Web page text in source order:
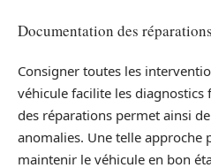
Documentation des réparations
Consigner toutes les
véhicule facilite les
des réparations permet ainsi
anomalies. Une telle approche
maintenir le véhicule en bon